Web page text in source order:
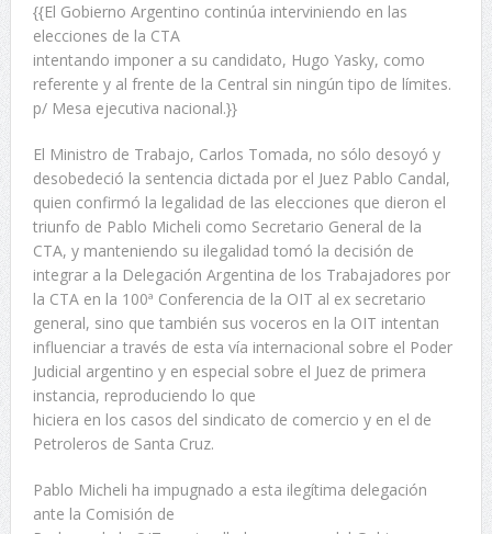
{{El Gobierno Argentino continúa interviniendo en las
elecciones de la CTA
intentando imponer a su candidato, Hugo Yasky, como
referente y al frente de la Central sin ningún tipo de límites.
p/ Mesa ejecutiva nacional.}}
El Ministro de Trabajo, Carlos Tomada, no sólo desoyó y
desobedeció la sentencia dictada por el Juez Pablo Candal,
quien confirmó la legalidad de las elecciones que dieron el
triunfo de Pablo Micheli como Secretario General de la
CTA, y manteniendo su ilegalidad tomó la decisión de
integrar a la Delegación Argentina de los Trabajadores por
la CTA en la 100ª Conferencia de la OIT al ex secretario
general, sino que también sus voceros en la OIT intentan
influenciar a través de esta vía internacional sobre el Poder
Judicial argentino y en especial sobre el Juez de primera
instancia, reproduciendo lo que
hiciera en los casos del sindicato de comercio y en el de
Petroleros de Santa Cruz.
Pablo Micheli ha impugnado a esta ilegítima delegación
ante la Comisión de